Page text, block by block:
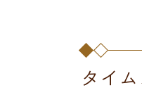
タイ